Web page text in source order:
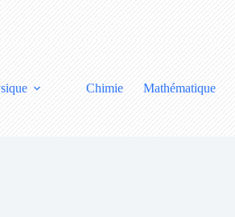
Chimie Mathématique